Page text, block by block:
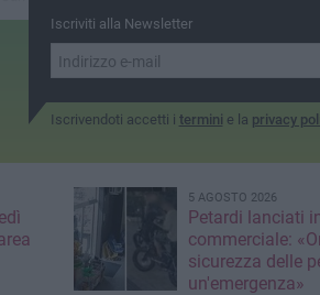
Iscriviti alla Newsletter
Iscrivendoti accetti i termini e la privacy
5 AGOSTO 2026
Petardi lanciati
commerciale:
sicurezza delle
un'emergenza»